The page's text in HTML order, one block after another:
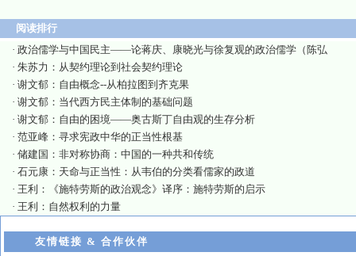
阅读排行
· 政治儒学与中国民主——论蒋庆、康晓光与徐复观的政治儒学（陈弘
· 朱苏力：从契约理论到社会契约理论
· 谢文郁：自由概念--从柏拉图到齐克果
· 谢文郁：当代西方民主体制的基础问题
· 谢文郁：自由的困境——奥古斯丁自由观的生存分析
· 范亚峰：寻求宪政中华的正当性根基
· 储建国：非对称协商：中国的一种共和传统
· 石元康：天命与正当性：从韦伯的分类看儒家的政道
· 王利：《施特劳斯的政治观念》译序：施特劳斯的启示
· 王利：自然权利的力量
友情链接 & 合作伙伴